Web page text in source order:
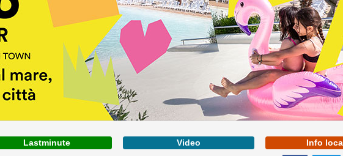
Lastminute Video Info
FRIAL-JUL. VENETIEN
MEERESFRONT VON
ÜBER 1KM INMITTEN